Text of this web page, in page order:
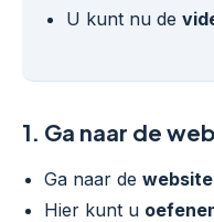
U kunt nu de
1. Ga naar de
Ga naar de website
Hier kunt u